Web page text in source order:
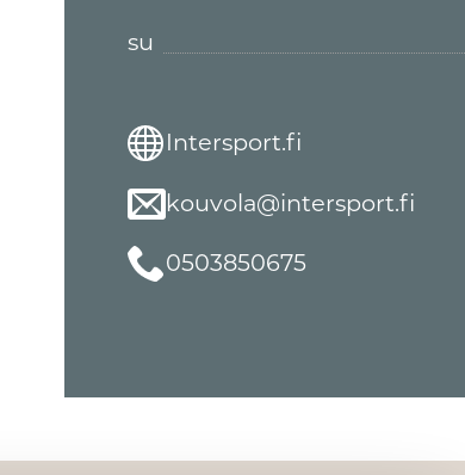
su
Intersport.fi
kouvola@intersport.fi
0503850675